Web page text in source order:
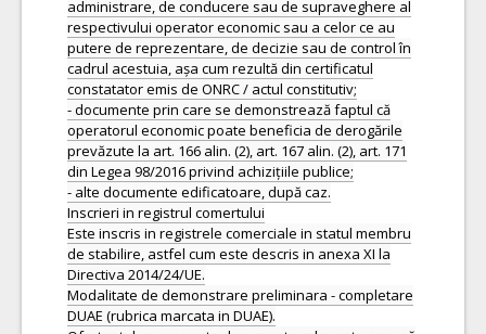
administrare, de conducere sau de supraveghere al
respectivului operator economic sau a celor ce au
putere de reprezentare, de decizie sau de control în
cadrul acestuia, așa cum rezultă din certificatul
constatator emis de ONRC / actul constitutiv;
- documente prin care se demonstrează faptul că
operatorul economic poate beneficia de derogările
prevăzute la art. 166 alin. (2), art. 167 alin. (2), art. 171
din Legea 98/2016 privind achizițiile publice;
- alte documente edificatoare, după caz.
Inscrieri in registrul comertului
Este inscris in registrele comerciale in statul membru
de stabilire, astfel cum este descris in anexa XI la
Directiva 2014/24/UE.
Modalitate de demonstrare preliminara - completare
DUAE (rubrica marcata in DUAE).